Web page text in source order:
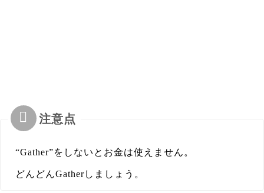
“Gather”をしないとお金は使えません。
どんどんGatherしましょう。